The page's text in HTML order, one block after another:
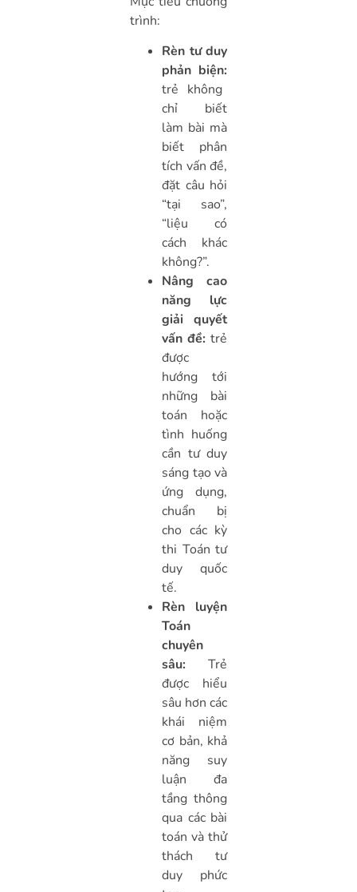
trình:
Rèn tư duy
phản biện:
trẻ không
chỉ biết
làm bài mà
biết phân
tích vấn đề,
đặt câu hỏi
“tại sao”,
“liệu có
cách khác
không?”.
Nâng cao
năng lực
giải quyết
vấn đề:trẻ
được
hướng tới
những bài
toán hoặc
tình huống
cần tư duy
sáng tạo và
ứng dụng,
chuẩn bị
cho các kỳ
thi Toán tư
duy quốc
tế.
Rèn luyện
Toán
chuyên
sâu:Trẻ
được hiểu
sâu hơn các
khái niệm
cơ bản, khả
năng suy
luận đa
tầng thông
qua các bài
toán và thử
thách tư
duy phức